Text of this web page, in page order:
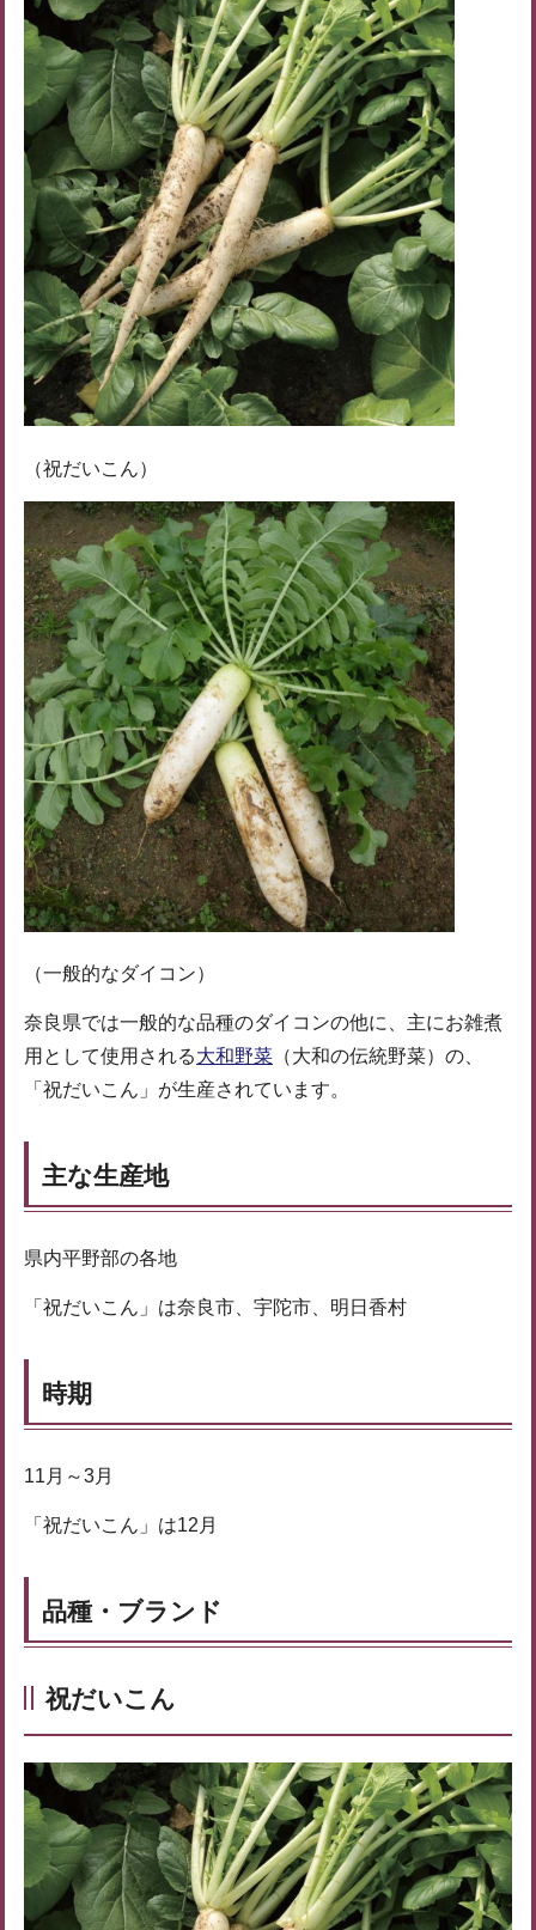
（祝だいこん）
（一般的なダイコン）
奈良県では一般的な品種のダイコンの他に、主にお雑煮
用として使用される大和野菜 （大和の伝統野菜）の、
「祝だいこん」が生産されています。
主な生産地
県内平野部の各地
「祝だいこん」は奈良市、宇陀市、明日香村
時期
11月～3月
「祝だいこん」は12月
品種・ブランド
祝だいこん